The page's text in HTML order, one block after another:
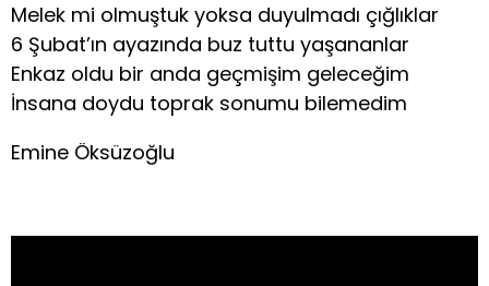
Melek mi olmuştuk yoksa duyulmadı çığlıklar
6 Şubat’ın ayazında buz tuttu yaşananlar
Enkaz oldu bir anda geçmişim geleceğim
İnsana doydu toprak sonumu bilemedim
Emine Öksüzoğlu